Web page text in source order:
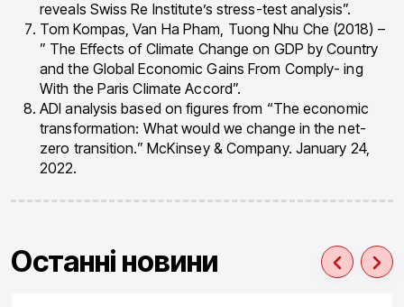
reveals Swiss Re Institute’s stress-test analysis”.
Tom Kompas, Van Ha Pham, Tuong Nhu Che (2018) –
” The Effects of Climate Change on GDP by Country
and the Global Economic Gains From Comply- ing
With the Paris Climate Accord”.
ADI analysis based on figures from “The economic
transformation: What would we change in the net-
zero transition.” McKinsey & Company. January 24,
2022.
Останні новини